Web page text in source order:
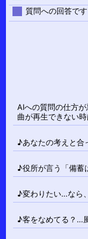
質問への回答です
AIへの質問の仕方
曲が再生できない
♪あなたの考えと合
♪役所が言う「備蓄
♪変わりたい…なら
♪客をなめてる？…